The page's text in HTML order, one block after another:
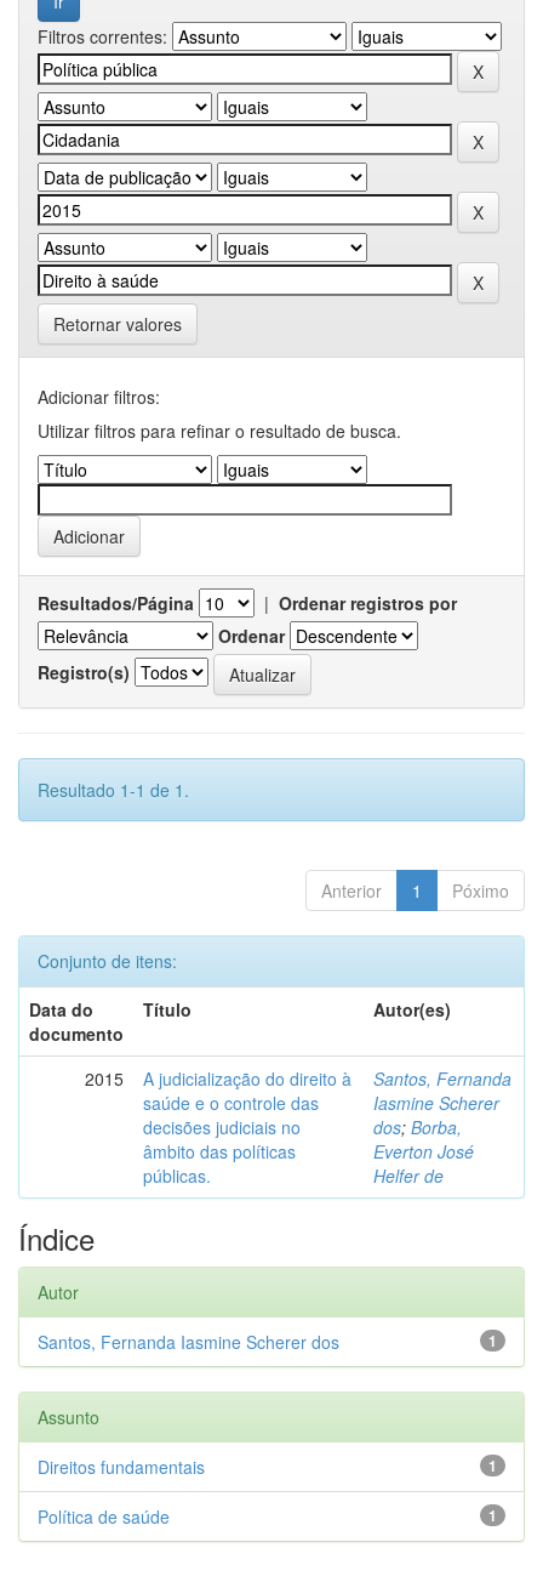
Filtros correntes:
Retornar valores
Adicionar filtros:
Utilizar filtros para refinar o resultado de busca.
Resultados/Página | Ordenar registros por
Ordenar
Registro(s)
Resultado 1-1 de 1.
Anterior 1 Póximo
Conjunto de itens:
Data do
documento
Título Autor(es)
2015
A judicialização do direito à
saúde e o controle das
decisões judiciais no
âmbito das políticas
públicas.
Santos, Fernanda
Iasmine Scherer
dos; Borba,
Everton José
Helfer de
Índice
Autor
1
Santos, Fernanda Iasmine Scherer dos
Assunto
1
Direitos fundamentais
1
Política de saúde